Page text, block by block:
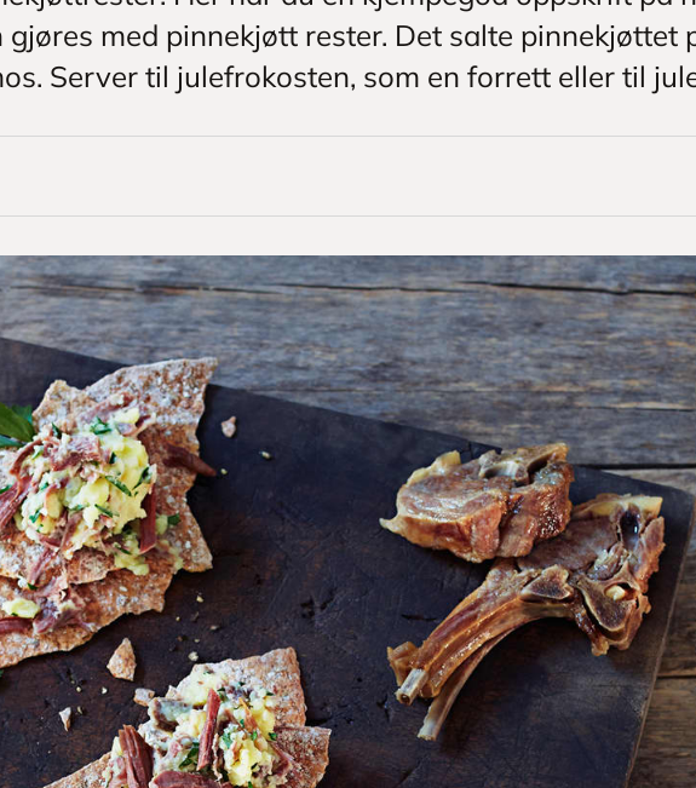
med pinnekjøtt rester. Det salte pinnekjøttet
Server til julefrokosten, som en forrett eller til